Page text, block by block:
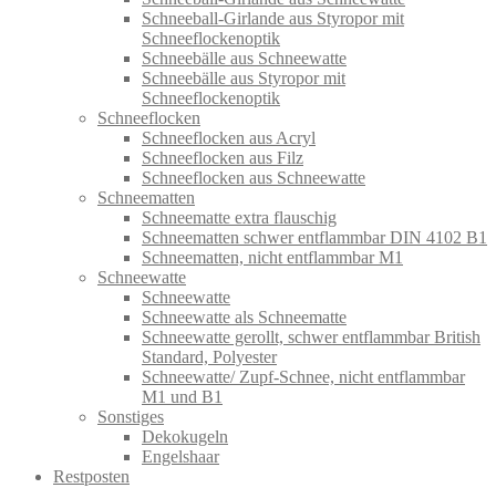
Schneeball-Girlande aus Styropor mit
Schneeflockenoptik
Schneebälle aus Schneewatte
Schneebälle aus Styropor mit
Schneeflockenoptik
Schneeflocken
Schneeflocken aus Acryl
Schneeflocken aus Filz
Schneeflocken aus Schneewatte
Schneematten
Schneematte extra flauschig
Schneematten schwer entflammbar DIN 4102 B1
Schneematten, nicht entflammbar M1
Schneewatte
Schneewatte
Schneewatte als Schneematte
Schneewatte gerollt, schwer entflammbar British
Standard, Polyester
Schneewatte/ Zupf-Schnee, nicht entflammbar
M1 und B1
Sonstiges
Dekokugeln
Engelshaar
Restposten